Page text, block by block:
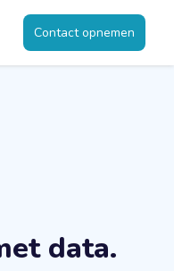
Contact opnemen
data.